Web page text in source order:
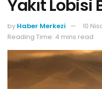
Yakıt Lobisi
by Haber Merkezi
10
Reading Time: 4 mins read